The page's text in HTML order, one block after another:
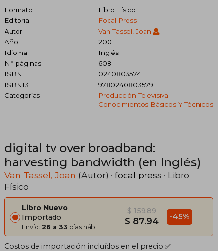
Formato
Libro Físico
Editorial
Focal Press
Autor
Van Tassel, Joan
Año
2001
Idioma
Inglés
N° páginas
608
ISBN
0240803574
ISBN13
9780240803579
Categorías
Producción Televisiva:
Conocimientos Básicos Y Técnicos
digital tv over broadband:
harvesting bandwidth (en Inglés)
Van Tassel, Joan (Autor) · focal press · Libro
Físico
Libro Nuevo
Importado
Envío: 26 a 33 días háb.
$ 159.89
$ 87.94 -45%
Costos de importación incluídos en el precio ✅